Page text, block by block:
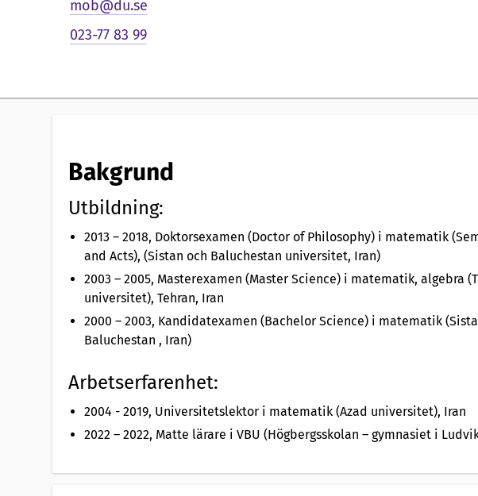
n
i
p
mob@du.se
023-77 83 99
Bakgrund
Utbildning:
2013 – 2018, Doktorsexamen (Doctor of Philosophy) i matematik
and Acts), (Sistan och Baluchestan universitet, Iran)
2003 – 2005, Masterexamen (Master Science) i matematik, algebra
universitet), Tehran, Iran
2000 – 2003, Kandidatexamen (Bachelor Science) i matematik
Baluchestan , Iran)
Arbetserfarenhet:
2004 - 2019, Universitetslektor i matematik (Azad universitet), Iran
2022 – 2022, Matte lärare i VBU (Högbergsskolan – gymnasiet i